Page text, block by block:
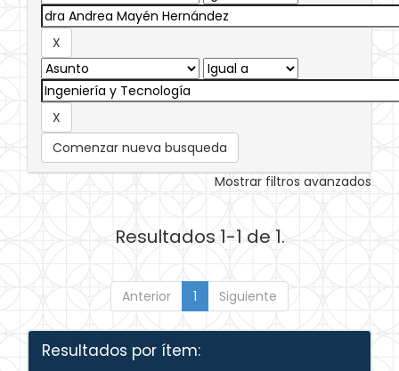
Comenzar nueva busqueda
Mostrar filtros avanzados
Resultados 1-1 de 1.
Anterior 1 Siguiente
Resultados por ítem: